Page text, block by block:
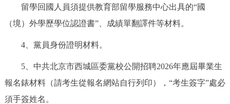
留學回國人員須提供教育部留學服務中心出具的“國
（境）外學歷學位認證書”、成績單翻譯件等材料。
4、黨員身份證明材料。
5、中共北京市西城區委黨校公開招聘2026年應屆畢業生
報名錶材料（請考生從報名網站自行列印），“考生簽字”處必
須手簽姓名。